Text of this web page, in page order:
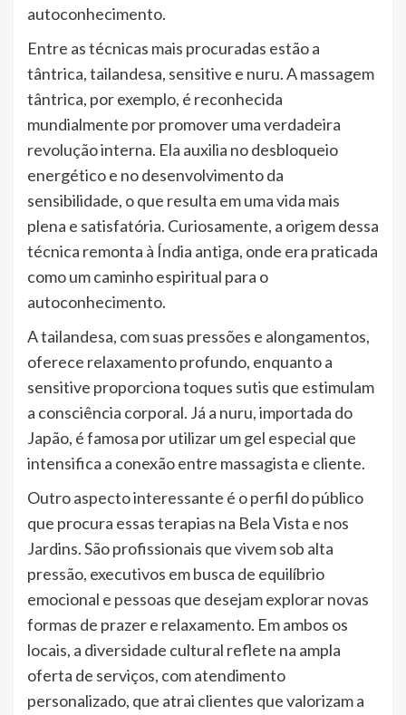
autoconhecimento.
Entre as técnicas mais procuradas estão a
tântrica, tailandesa, sensitive e nuru. A massagem
tântrica, por exemplo, é reconhecida
mundialmente por promover uma verdadeira
revolução interna. Ela auxilia no desbloqueio
energético e no desenvolvimento da
sensibilidade, o que resulta em uma vida mais
plena e satisfatória. Curiosamente, a origem dessa
técnica remonta à Índia antiga, onde era praticada
como um caminho espiritual para o
autoconhecimento.
A tailandesa, com suas pressões e alongamentos,
oferece relaxamento profundo, enquanto a
sensitive proporciona toques sutis que estimulam
a consciência corporal. Já a nuru, importada do
Japão, é famosa por utilizar um gel especial que
intensifica a conexão entre massagista e cliente.
Outro aspecto interessante é o perfil do público
que procura essas terapias na Bela Vista e nos
Jardins. São profissionais que vivem sob alta
pressão, executivos em busca de equilíbrio
emocional e pessoas que desejam explorar novas
formas de prazer e relaxamento. Em ambos os
locais, a diversidade cultural reflete na ampla
oferta de serviços, com atendimento
personalizado, que atrai clientes que valorizam a